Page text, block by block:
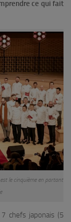
ce qui fait
le cinquième en partant
chefs japonais (5